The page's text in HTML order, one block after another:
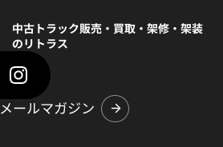
中古トラック販売・買取・架修・架装
のリトラス
メールマガジン